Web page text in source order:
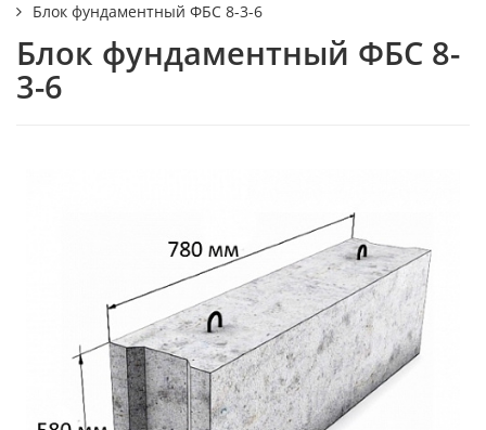
Блок фундаментный ФБС 8-3-6
Блок фундаментный ФБС 8-
3-6